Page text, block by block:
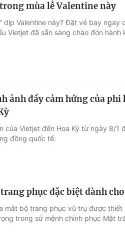
mùa lễ Valentine này
dịp Valentine này? Đặt vé bay
Vietjet đã sẵn sàng chào đón hành
ảnh đầy cảm hứng của
của Vietjet đến Hoa Kỳ từ ngày 8/1
đồng quốc tế.
phục đặc biệt dành
mắt bộ trang phục vũ trụ được
trong sứ mệnh chinh phục Mặt